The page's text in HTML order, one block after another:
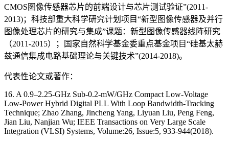
CMOS图像传感器芯片的前端设计与芯片测试验证”(2011-
2013)；科技部重大科学研究计划项目“新型图像传感器及并行
图像处理芯片的研究与集成”课题：新型图像传感器线阵研究
（2011-2015）；国家自然科学基金委重点基金项目“硅基太赫
兹通信集成电路基础理论与关键技术”(2014-2018)。
代表性论文或著作：
16. A 0.9–2.25-GHz Sub-0.2-mW/GHz Compact Low-Voltage
Low-Power Hybrid Digital PLL With Loop Bandwidth-Tracking
Technique; Zhao Zhang, Jincheng Yang, Liyuan Liu, Peng Feng,
Jian Liu, Nanjian Wu; IEEE Transactions on Very Large Scale
Integration (VLSI) Systems, Volume:26, Issue:5, 933-944(2018).